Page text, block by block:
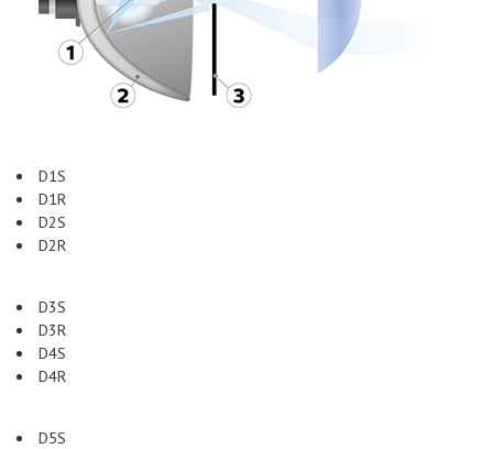
D1S
D1R
D2S
D2R
D3S
D3R
D4S
D4R
D5S